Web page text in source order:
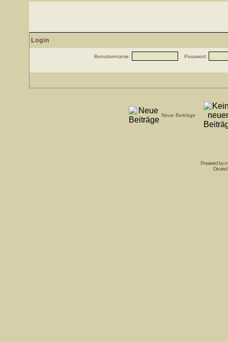
Login
Benutzername: Passwort:
Neue Beiträge
Powered by